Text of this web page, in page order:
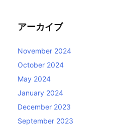
アーカイブ
November 2024
October 2024
May 2024
January 2024
December 2023
September 2023